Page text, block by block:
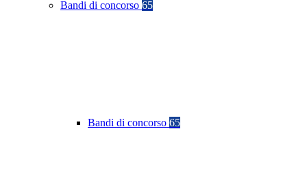
Bandi di concorso 65
Bandi di concorso 65